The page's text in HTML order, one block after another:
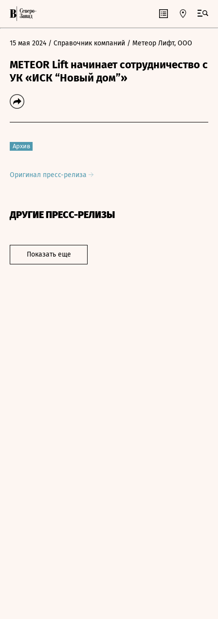
15 мая 2024 / Справочник компаний / Метеор Лифт, ООО
METEOR Lift начинает сотрудничество с
УК «ИСК “Новый дом”»
Архив
Оригинал пресс-релиза
ДРУГИЕ ПРЕСС-РЕЛИЗЫ
Показать еще